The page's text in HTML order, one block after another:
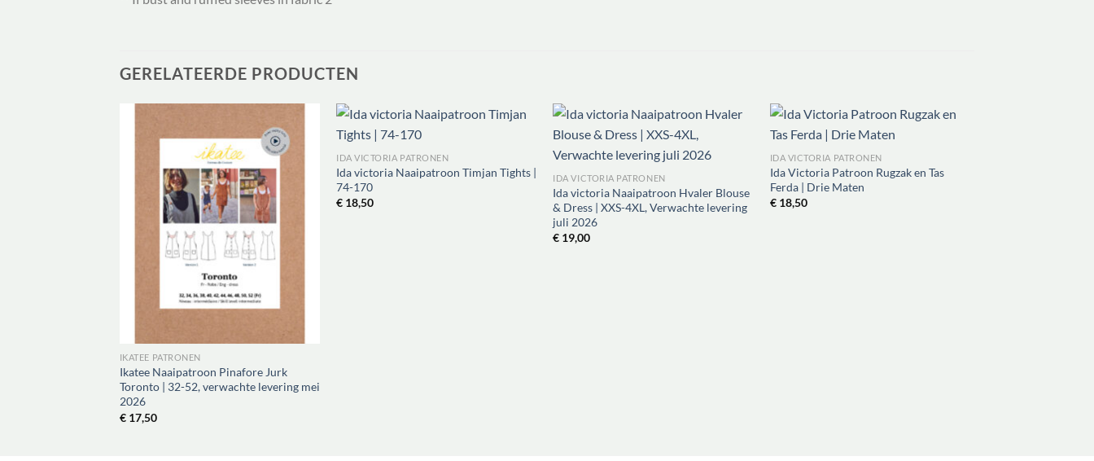
GERELATEERDE PRODUCTEN
IKATEE PATRONEN
Ikatee Naaipatroon Pinafore Jurk
Toronto | 32-52, verwachte levering mei
2026
€17,50
IDA VICTORIA PATRONEN
Ida victoria Naaipatroon Timjan Tights |
74-170
€ 18,50
IDA VICTORIA PATRONEN
Ida victoria Naaipatroon Hvaler Blouse
& Dress | XXS-4XL, Verwachte levering
juli 2026
€ 19,00
IDA VICTORIA PATRONEN
Ida Victoria Patroon Rugzak en Tas
Ferda | Drie Maten
€18,50